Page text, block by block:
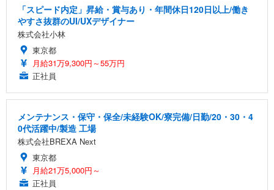
「スピード内定」昇給・賞与あり・年間休日120日以上/働き
やすさ抜群のUI/UXデザイナー
株式会社小林
東京都
月給31万9,300円～55万円
正社員
メンテナンス・保守・保全/未経験OK/寮完備/日勤/20・30・4
0代活躍中/製造 工場
株式会社BREXA Next
東京都
月給21万5,000円～
正社員